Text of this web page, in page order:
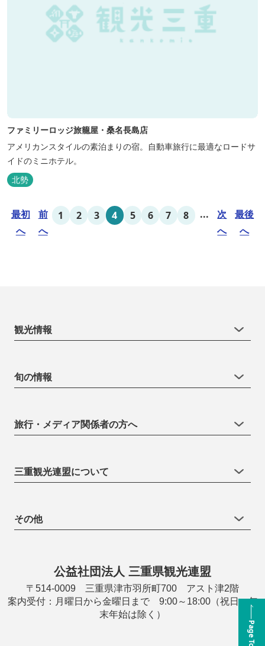
ファミリーロッジ旅籠屋・桑名長島店
アメリカンスタイルの素泊まりの宿。自動車旅行に最適なロードサ
イドのミニホテル。
北勢
最初
へ
前
へ
1 2 3 4 5 6 7 8 ...
次
へ
最後
へ
Page Top
観光情報
旬の情報
旅行・メディア関係者の方へ
三重観光連盟について
その他
公益社団法人 三重県観光連盟
〒514-0009 三重県津市羽所町700 アスト津2階
案内受付：月曜日から金曜日まで 9:00～18:00（祝日・年
末年始は除く）